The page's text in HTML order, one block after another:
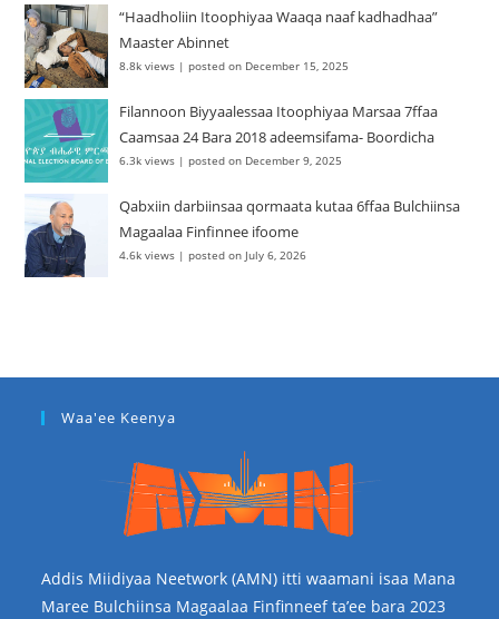
“Haadholiin Itoophiyaa Waaqa naaf kadhadhaa”
Maaster Abinnet
8.8k views |posted on December 15, 2025
Filannoon Biyyaalessaa Itoophiyaa Marsaa 7ffaa
Caamsaa 24 Bara 2018 adeemsifama- Boordicha
6.3k views |posted on December 9, 2025
Qabxiin darbiinsaa qormaata kutaa 6ffaa Bulchiinsa
Magaalaa Finfinnee ifoome
4.6k views |posted on July 6, 2026
Waa'ee Keenya
Addis Miidiyaa Neetwork (AMN) itti waamani isaa Mana
Maree Bulchiinsa Magaalaa Finfinneef ta’ee bara 2023